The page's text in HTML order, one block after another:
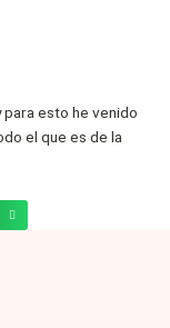
para esto he venido
el que es de la